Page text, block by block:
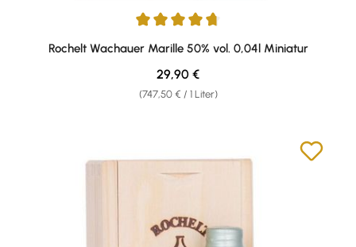
Durchschnittliche Bewertung von 4.71 von 5 Sternen
Rochelt Wachauer Marille 50% vol. 0,04l Miniatur
(747,50 € / 1 Liter)
Regulärer Preis:
29,90 €